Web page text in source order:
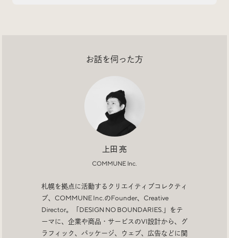
Contact
#デザイン
#Webサイト
#デジタルデザイン #コミュニティ
お話を伺った方
上田 亮
COMMUNE Inc.
札幌を拠点に活動するクリエイティブコレクティ
ブ、COMMUNE Inc.のFounder、Creative
Director。「DESIGN NO BOUNDARIES.」をテ
ーマに、企業や商品・サービスのVI設計から、グ
ラフィック、パッケージ、ウェブ、広告などに関